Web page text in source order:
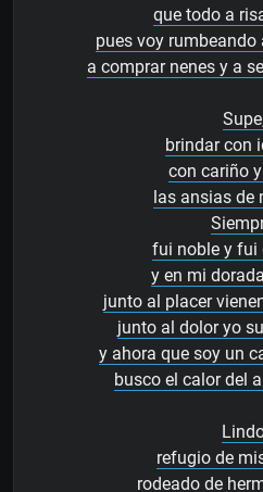
que todo a
pues voy rumbeando
a comprar nenes y a
brindar con
con cariño
las ansias de
fui noble y fui
y en mi
junto al placer
junto al dolor yo
y ahora que soy un
busco el calor del
refugio de
rodeado de